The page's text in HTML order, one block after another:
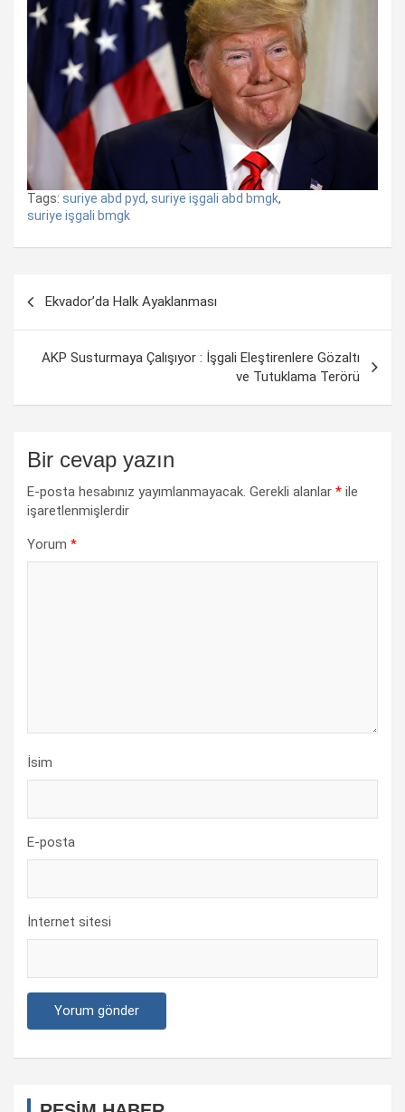
Tags: suriye abd pyd, suriye işgali abd bmgk,
suriye işgali bmgk
Ekvador’da Halk Ayaklanması
AKP Susturmaya Çalışıyor : İşgali Eleştirenlere Gözaltı
ve Tutuklama Terörü
Bir cevap yazın
E-posta hesabınız yayımlanmayacak. Gerekli alanlar * ile
işaretlenmişlerdir
Yorum *
İsim
E-posta
İnternet sitesi